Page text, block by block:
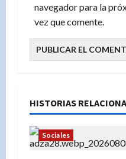
navegador para la
vez que comente.
HISTORIAS
Sociales